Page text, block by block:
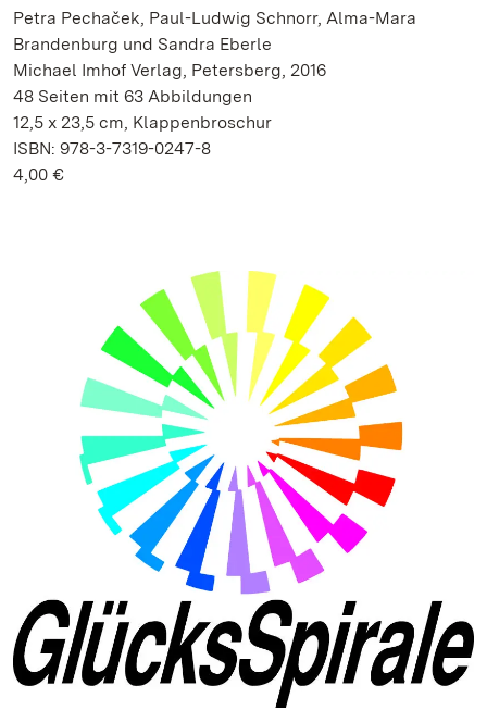
Petra Pechaček, Paul-Ludwig Schnorr, Alma-Mara
Brandenburg und Sandra Eberle
Michael Imhof Verlag, Petersberg, 2016
48 Seiten mit 63 Abbildungen
12,5 x 23,5 cm, Klappenbroschur
ISBN: 978-3-7319-0247-8
4,00 €